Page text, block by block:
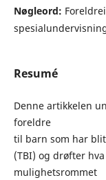
Nøgleord:
Resumé
Denne artikkelen
foreldre
til barn som har
(TBI) og drøfter
mulighetsrommet